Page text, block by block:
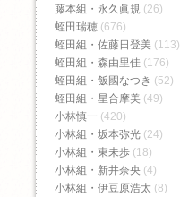
藤本組・永久眞規 (26)
蛭田瑞穂 (676)
蛭田組・佐藤日登美 (113)
蛭田組・森由里佳 (176)
蛭田組・飯國なつき (52)
蛭田組・星合摩美 (49)
小林慎一 (420)
小林組・坂本弥光 (24)
小林組・東未歩 (18)
小林組・新井奈央 (4)
小林組・伊豆原浩太 (8)